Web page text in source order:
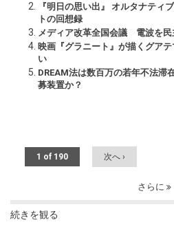
『明日の思い出』 オルタナティ
トの回想録
メディア改革全国会議 電波を民
映画『グラニート』が描くグア
い
DREAM法は数百万の若年不法滞
募装置か？
1 of 190 次へ ›
さらに
続きを観る